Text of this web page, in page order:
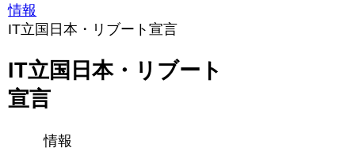
情報
IT立国日本・リブート宣言
IT立国日本・リブート
宣言
情報